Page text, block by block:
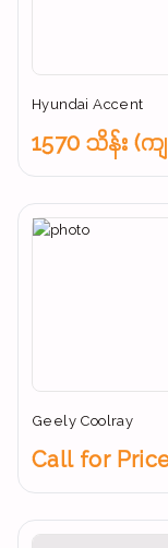
Hyundai Accent
1570 သိန်း (က
Geely Coolray
Call for